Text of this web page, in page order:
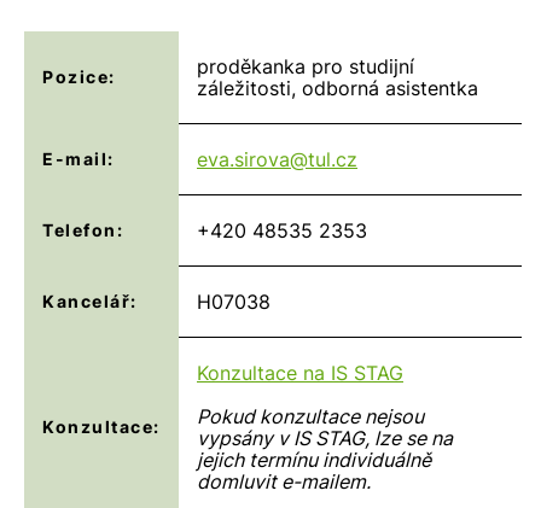
Pozice:
proděkanka pro studijní
záležitosti, odborná asistentka
E-mail: eva.sirova@tul.cz
Telefon: +420 48535 2353
Kancelář: H07038
Konzultace:
Konzultace na IS STAG
Pokud konzultace nejsou
vypsány v IS STAG, lze se na
jejich termínu individuálně
domluvit e-mailem.